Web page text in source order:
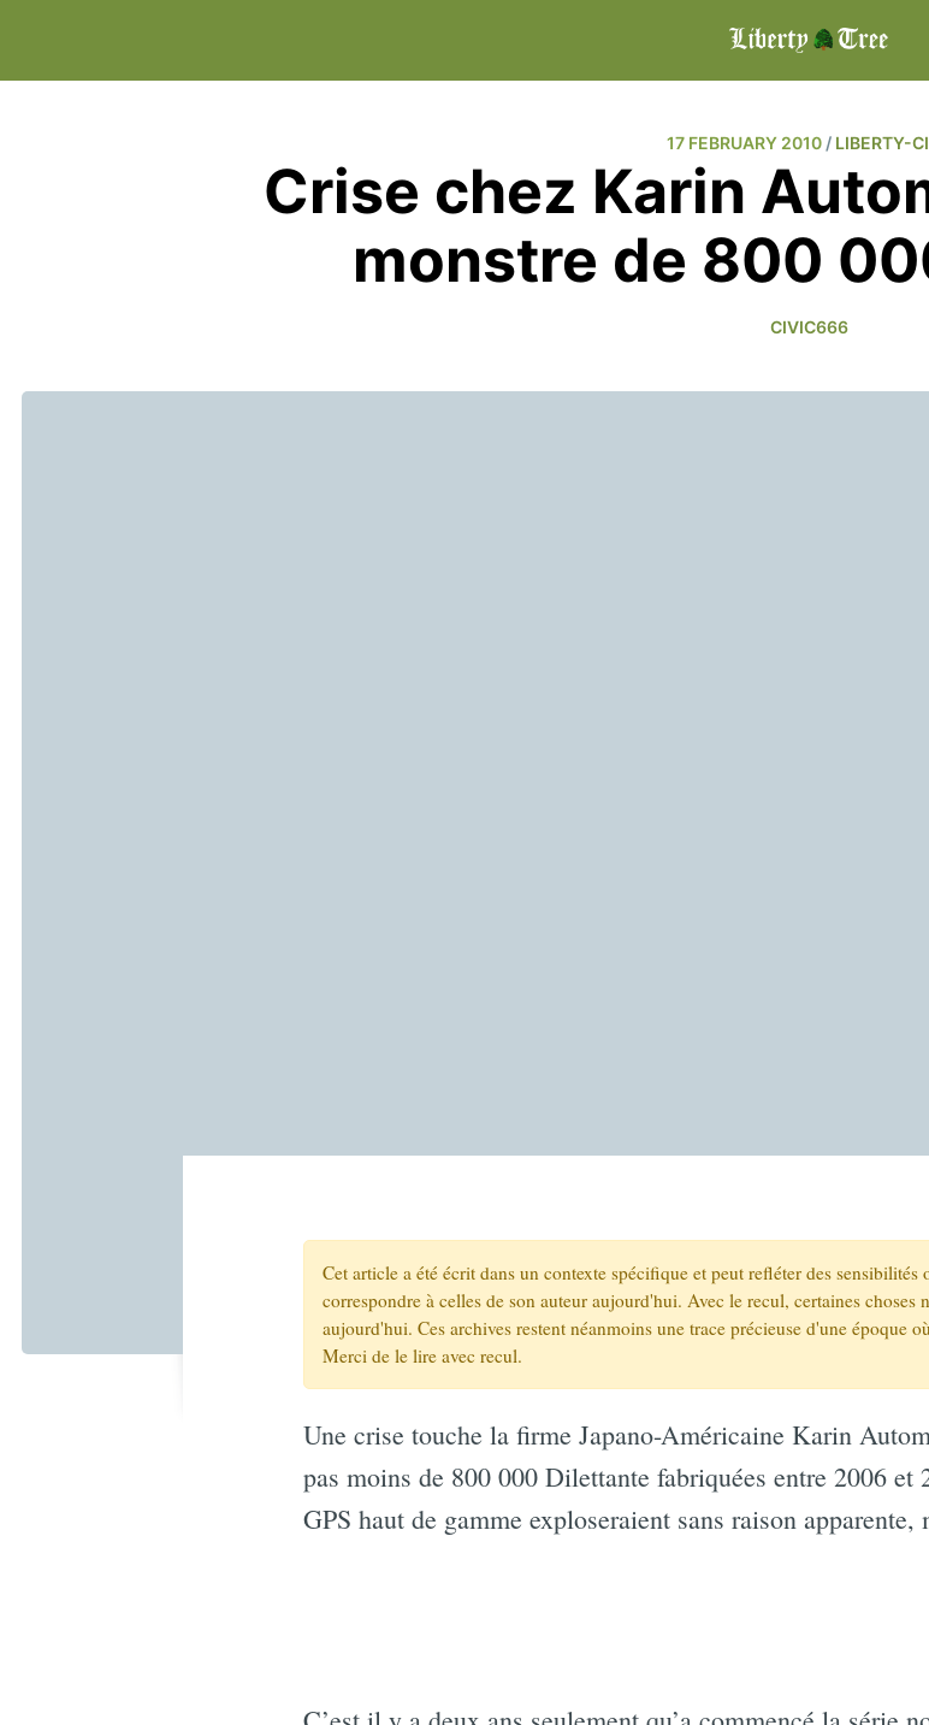
17 FEBRUARY 2010/ LIBERTY-
Crise chez Karin
monstre de 800
CIVIC666
Cet article a été écrit dans un contexte spécifique et peut refléter des
correspondre à celles de son auteur aujourd'hui. Avec le recul, certaines choses
aujourd'hui. Ces archives restent néanmoins une trace précieuse d'une époque
Merci de le lire avec recul.
Une crise touche la firme Japano-Américaine Karin
pas moins de 800 000 Dilettante fabriquées entre 2006 et
GPS haut de gamme exploseraient sans raison